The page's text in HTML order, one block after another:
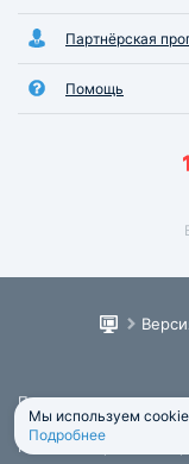
Партнёрская
Помощь
Пользовательское
Юридическая
Политика обработки
Мы используем
Подробнее